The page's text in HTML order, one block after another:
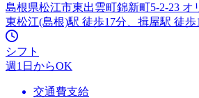
島根県松江市東出雲町錦新町5-2-23 オ
東松江(島根)駅 徒歩17分、揖屋駅 徒歩
シフト
週1日からOK
交通費支給